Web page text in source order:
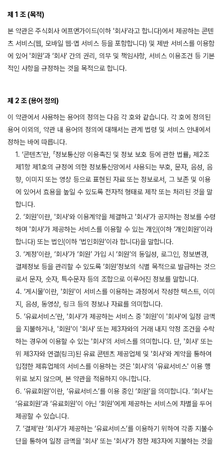
제 1 조 (목적)
본 약관은 주식회사 에프앤가이드(이하 '회사'라고 합니다)에서 제공하는 콘텐
츠 서비스(웹, 모바일 웹·앱 서비스 등을 포함합니다) 및 제반 서비스를 이용함
에 있어 '회원’과 ‘회사' 간의 권리, 의무 및 책임사항, 서비스 이용조건 등 기본
적인 사항을 규정하는 것을 목적으로 합니다.
제 2 조 (용어 정의)
이 약관에서 사용하는 용어의 정의는 다음 각 호와 같습니다. 각 호에 정의된
용어 이외의, 약관 내 용어의 정의에 대해서는 관계 법령 및 서비스 안내에서
정하는 바에 따릅니다.
1. ‘콘텐츠’란, 「정보통신망 이용촉진 및 정보 보호 등에 관한 법률」 제2조
제1항 제1호의 규정에 의한 정보통신망에서 사용되는 부호, 문자, 음성, 음
향, 이미지 또는 영상 등으로 표현된 자료 또는 정보로서, 그 보존 및 이용
에 있어서 효용을 높일 수 있도록 전자적 형태로 제작 또는 처리된 것을 말
합니다.
2. ‘회원’이란, '회사'와 이용계약을 체결하고 '회사'가 공지하는 정보를 수령
하며 '회사'가 제공하는 서비스를 이용할 수 있는 개인(이하 ‘개인회원’이라
합니다) 또는 법인(이하 ‘법인회원’이라 합니다)을 말합니다.
3. ‘계정’이란, ‘회사’가 ‘회원’ 가입 시 ‘회원’의 동일성, 로그인, 정보변경,
결제정보 등을 관리할 수 있도록 ‘회원’정보의 식별 목적으로 발급하는 것으
로서 문자, 숫자, 특수문자 등의 조합으로 이루어진 정보를 말합니다.
4. ‘게시물’이란, '회원'이 서비스를 이용하는 과정에서 작성한 텍스트, 이미
지, 음성, 동영상, 링크 등의 정보나 자료를 의미합니다.
5. ‘유료서비스’란, '회사'가 제공하는 서비스 중 '회원'이 '회사'에 일정 금액
을 지불하거나, '회원'이 '회사' 또는 제3자와의 거래 내지 약정 조건을 수락
하는 경우에 이용할 수 있는 '회사'의 서비스를 의미합니다. 단, '회사' 또는
위 제3자와 연결(링크)된 유료 콘텐츠 제공업체 및 '회사'와 계약을 통하여
입점한 제휴업체의 서비스를 이용하는 것은 '회사'의 '유료서비스' 이용 행
위로 보지 않으며, 본 약관을 적용하지 아니합니다.
6. ‘유료회원’이란, ‘유료서비스’를 이용 중인 ‘회원’을 의미합니다. ‘회사’는
‘유료회원’과 ‘유료회원’이 아닌 ‘회원’에게 제공하는 서비스에 차별을 두어
제공할 수 있습니다.
7. ‘결제’란 ‘회사’가 제공하는 ‘유료서비스’를 이용하기 위하여 각종 지불수
단을 통하여 일정 금액을 '회사' 또는 '회사'가 정한 제3자에 지불하는 것을